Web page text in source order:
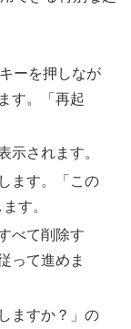
ーを押しなが
す。「再起
示されます。
ます。「この
す。
べて削除す
って進めま
ますか？」の